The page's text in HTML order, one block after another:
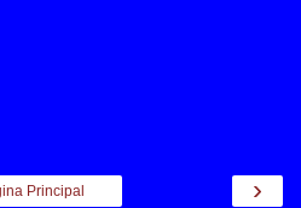
›
Principal